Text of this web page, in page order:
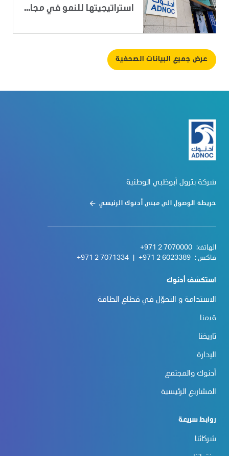
استراتيجيتها للنمو في مجا...
عرض جميع البيانات الصحفية
شركة بترول أبوظبي الوطنية
خريطة الوصول الى مبنى أدنوك الرئيسي
الهاتف: +971 2 7070000
فاكس : +971 2 6023389
+971 2 7071334
استكشف أدنوك
الاستدامة و التحوّل في قطاع الطاقة
قيمنا
تاريخنا
الإدارة
أدنوك والمجتمع
المشاريع الرئيسية
روابط سريعة
شركائنا